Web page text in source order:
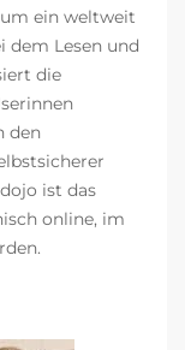
ein weltweit
dem Lesen und
die
den
ist das
online, im